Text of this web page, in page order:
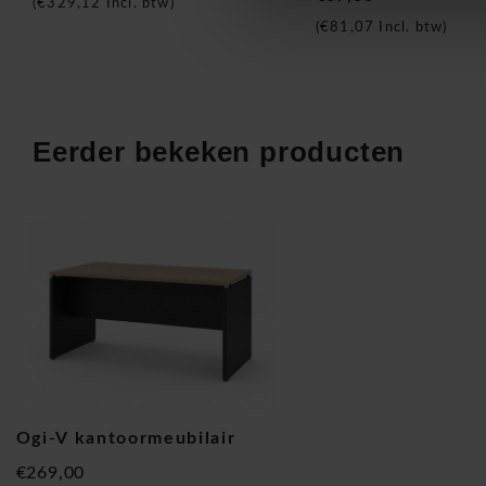
dat het geheel zwaar of massief oogt.
blijft alle technologie vlot bereikbaar. Dat is vooral praktisch
open uitstraling, terwijl houttinten meer warmte brengen in
functioneel als moderner en meer uitgesproken worden
De MDD Ogi-V bureaus worden ongemonteerd geleverd en
goederenwaarde. Zo wordt het bureau netjes op de juiste
werkplek snel klaar voor gebruik.
(€329,12 Incl. btw)
€81,07 Incl. btw)
Eerder bekeken producten
Ogi-V kantoormeubilair
€269,00